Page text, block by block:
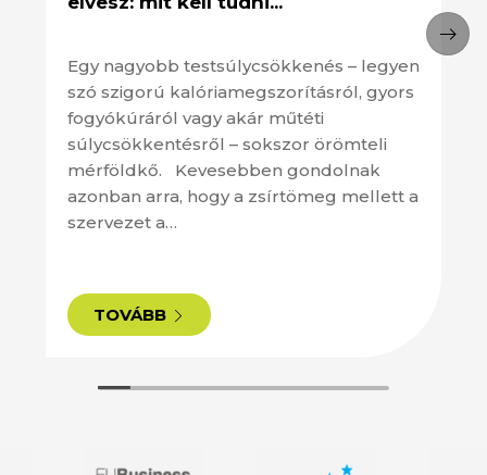
Egy nagyobb testsúlycsökkenés – legyen
szó szigorú kalóriamegszorításról, gyors
fogyókúráról vagy akár műtéti
súlycsökkentésről – sokszor örömteli
mérföldkő. Kevesebben gondolnak
azonban arra, hogy a zsírtömeg mellett a
szervezet a…
TOVÁBB